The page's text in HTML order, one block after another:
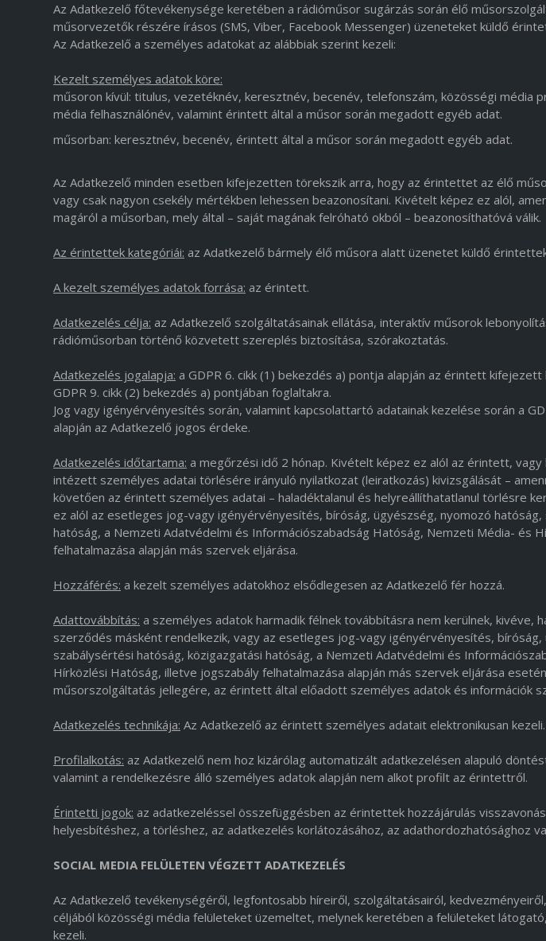
Az Adatkezelő főtevékenysége keretében a rádióműsor sugárzás során élő
műsorvezetők részére írásos (SMS, Viber, Facebook Messenger) üzeneteket küldő
Az Adatkezelő a személyes adatokat az alábbiak szerint kezeli:
Kezelt személyes adatok köre:
műsoron kívül: titulus, vezetéknév, keresztnév, becenév, telefonszám, közösségi média
média felhasználónév, valamint érintett által a műsor során megadott egyéb adat.
műsorban: keresztnév, becenév, érintett által a műsor során megadott egyéb adat.
Az Adatkezelő minden esetben kifejezetten törekszik arra, hogy az érintettet az élő
vagy csak nagyon csekély mértékben lehessen beazonosítani. Kivételt képez ez alól,
magáról a műsorban, mely által – saját magának felróható okból – beazonosíthatóvá válik.
Az érintettek kategóriái: az Adatkezelő bármely élő műsora alatt üzenetet küldő
A kezelt személyes adatok forrása: az érintett.
Adatkezelés célja: az Adatkezelő szolgáltatásainak ellátása, interaktív műsorok
rádióműsorban történő közvetett szereplés biztosítása, szórakoztatás.
Adatkezelés jogalapja: a GDPR 6. cikk (1) bekezdés a) pontja alapján az érintett
GDPR 9. cikk (2) bekezdés a) pontjában foglaltakra.
Jog vagy igényérvényesítés során, valamint kapcsolattartó adatainak kezelése során a
alapján az Adatkezelő jogos érdeke.
Adatkezelés időtartama: a megőrzési idő 2 hónap. Kivételt képez ez alól az érintett,
intézett személyes adatai törlésére irányuló nyilatkozat (leiratkozás) kivizsgálását –
követően az érintett személyes adatai – haladéktalanul és helyreállíthatatlanul törlésre
ez alól az esetleges jog-vagy igényérvényesítés, bíróság, ügyészség, nyomozó
hatóság, a Nemzeti Adatvédelmi és Információszabadság Hatóság, Nemzeti Média- és
felhatalmazása alapján más szervek eljárása.
Hozzáférés: a kezelt személyes adatokhoz elsődlegesen az Adatkezelő fér hozzá.
Adattovábbítás: a személyes adatok harmadik félnek továbbításra nem kerülnek, kivéve,
szerződés másként rendelkezik, vagy az esetleges jog-vagy igényérvényesítés,
szabálysértési hatóság, közigazgatási hatóság, a Nemzeti Adatvédelmi és
Hírközlési Hatóság, illetve jogszabály felhatalmazása alapján más szervek eljárása
műsorszolgáltatás jellegére, az érintett által előadott személyes adatok és információk
Adatkezelés technikája: Az Adatkezelő az érintett személyes adatait elektronikusan kezeli.
Profilalkotás: az Adatkezelő nem hoz kizárólag automatizált adatkezelésen alapuló
valamint a rendelkezésre álló személyes adatok alapján nem alkot profilt az érintettről.
Érintetti jogok: az adatkezeléssel összefüggésben az érintettek hozzájárulás
helyesbítéshez, a törléshez, az adatkezelés korlátozásához, az adathordozhatósághoz
SOCIAL MEDIA FELÜLETEN VÉGZETT ADATKEZELÉS
Az Adatkezelő tevékenységéről, legfontosabb híreiről, szolgáltatásairól,
céljából közösségi média felületeket üzemeltet, melynek keretében a felületeket
kezeli.